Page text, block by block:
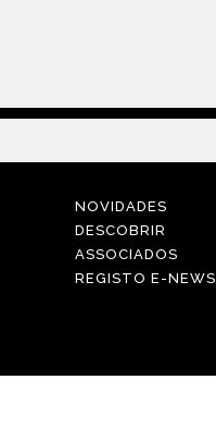
NOVIDADES
DESCOBRIR
ASSOCIADOS
REGISTO E-NEWS